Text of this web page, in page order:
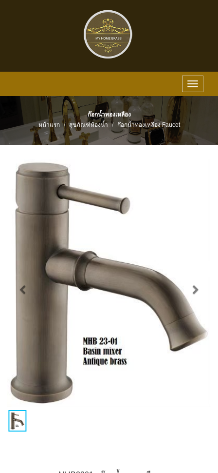
Toggle
ก๊อกน้ำทองเหลือง
หน้าแรก
สุขภัณฑ์ห้องน้ำ ก๊อกน้ำทองเหลือง Faucet
Next